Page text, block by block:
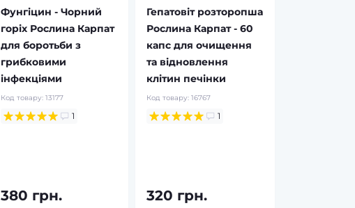
Фунгіцин - Чорний
горіх Рослина Карпат
для боротьби з
грибковими
інфекціями
Код товару: 13177
1
380 грн.
Гепатовіт розторопша
Рослина Карпат - 60
капс для очищення
та відновлення
клітин печінки
Код товару:16767
1
320 грн.